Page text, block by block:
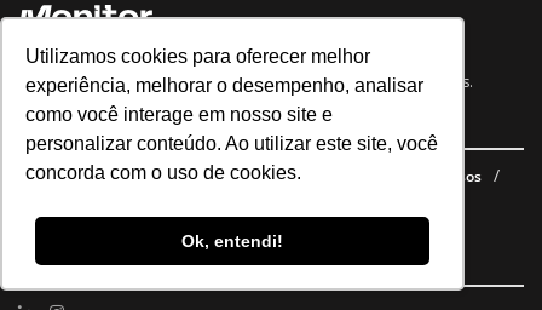
Utilizamos cookies para oferecer melhor
experiência, melhorar o desempenho, analisar
como você interage em nosso site e
personalizar conteúdo. Ao utilizar este site, você
concorda com o uso de cookies.
Ok, entendi!
Notícias, análises e dados para você tomar as melhores decisões.
Navegue no site
Últimas notícias Quem somos E-books gratuitos
Cursos
Siga nossas redes